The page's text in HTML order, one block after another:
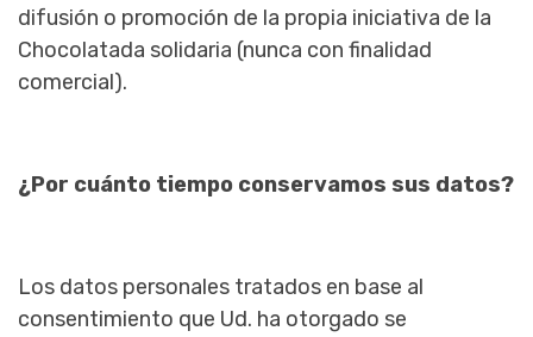
difusión o promoción de la propia iniciativa de la
Chocolatada solidaria (nunca con finalidad
comercial).
¿Por cuánto tiempo conservamos sus datos?
Los datos personales tratados en base al
consentimiento que Ud. ha otorgado se